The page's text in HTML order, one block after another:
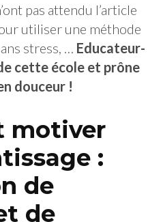
pas attendu l’article
utiliser une méthode
stress, … Educateur-
cette école et prône
douceur !
motiver
:
de
de